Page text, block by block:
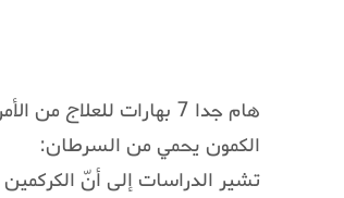
هام جدا 7 بهارات للعلاج من الأمراض
الكمون يحمي من السرطان:
تشير الدراسات إلى أنّ